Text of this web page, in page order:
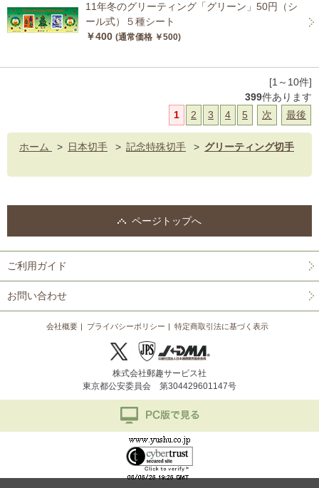
11年冬のグリーティング「グリーン」50円（シ
ール式）５種シート
￥400 (通常価格 ￥500)
[1～10件]
399件あります
1
2 3 4 5 次 最後
ホーム > 日本切手 > 記念特殊切手 > グリーティング切手
ページトップへ
ご利用ガイド
お問い合わせ
会社概要 プライバシーポリシー 特定商取引法に基づく表示
株式会社郵趣サービス社
東京都公安委員会 第304429601147号